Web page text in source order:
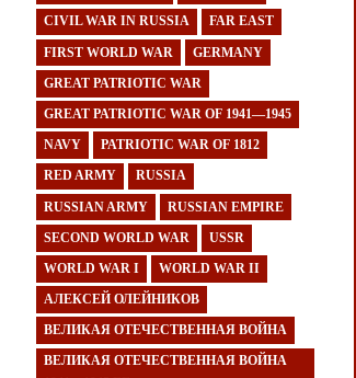
CIVIL WAR IN RUSSIA FAR EAST
FIRST WORLD WAR GERMANY
GREAT PATRIOTIC WAR
GREAT PATRIOTIC WAR OF 1941—1945
NAVY PATRIOTIC WAR OF 1812
RED ARMY RUSSIA
RUSSIAN ARMY RUSSIAN EMPIRE
SECOND WORLD WAR USSR
WORLD WAR I WORLD WAR II
АЛЕКСЕЙ ОЛЕЙНИКОВ
ВЕЛИКАЯ ОТЕЧЕСТВЕННАЯ ВОЙНА
ВЕЛИКАЯ ОТЕЧЕСТВЕННАЯ ВОЙНА